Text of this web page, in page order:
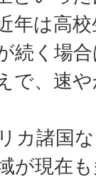
年は高
続く場
で、速
カ諸国
が現在